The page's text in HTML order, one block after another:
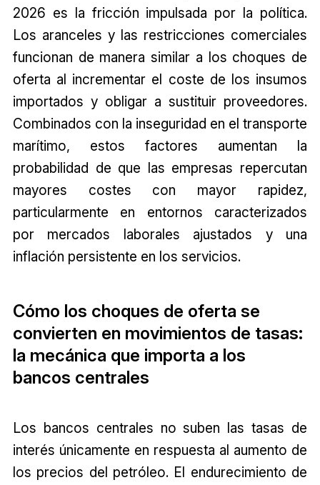
2026 es la fricción impulsada por la política.
Los aranceles y las restricciones comerciales
funcionan de manera similar a los choques de
oferta al incrementar el coste de los insumos
importados y obligar a sustituir proveedores.
Combinados con la inseguridad en el transporte
marítimo, estos factores aumentan la
probabilidad de que las empresas repercutan
mayores costes con mayor rapidez,
particularmente en entornos caracterizados
por mercados laborales ajustados y una
inflación persistente en los servicios.
Cómo los choques de oferta se
convierten en movimientos de tasas:
la mecánica que importa a los
bancos centrales
Los bancos centrales no suben las tasas de
interés únicamente en respuesta al aumento de
los precios del petróleo. El endurecimiento de